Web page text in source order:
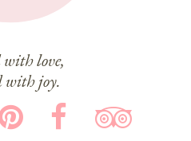
love,
with joy.